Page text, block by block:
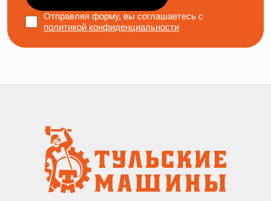
Отправляя форму, вы соглашаетесь с
политикой конфиденциальности